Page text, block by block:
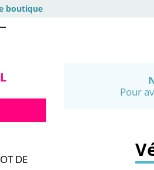
boutique
DE
Pour